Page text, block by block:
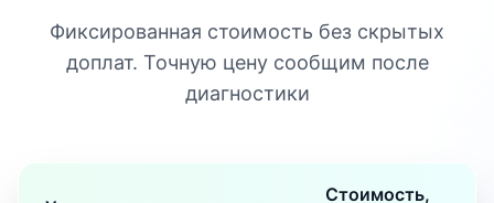
Фиксированная стоимость без скрытых
доплат. Точную цену сообщим после
диагностики
Стоимость,